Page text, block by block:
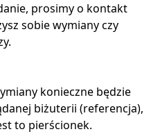
prosimy o kontakt
sobie wymiany czy
konieczne będzie
biżuterii (referencja),
to pierścionek.